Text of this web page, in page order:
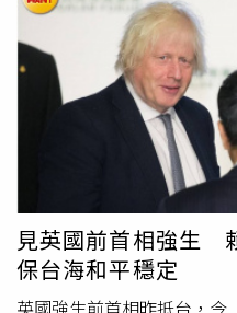
許多人反而把地理位置視為
年金門遭炮擊時，她還是小
今卻每天接待從廈門搭船
攻擊：「我們都是中國人，
姓？」紀念品店的櫃台小姐
們，拿下這樣的台灣有什麼
處。」這種觀點在台灣並
付出的代價過於高昂，不符
「和平統一」，顯示其希
而，賴清德則直指中國是「
併」台灣，並持續進行政治
承諾也長期讓台灣人鬆懈。
關扣押物送請鑑定的法令依
來國防及情報科技快速發展
裝備與隱蔽功能對台灣進
事機密並得規避保防單位
形成重大威脅。是以，行
實國安案件扣案證物依法
期擴大國安案件的偵辦綜效
為有大家日夜堅守崗位，才
年海軍一六八艦隊在「漢光
「海峽雷霆軍演預應」以
務中，都充分展現海軍優
成果。賴清德說，中國數
地帶侵擾的頻率持續提升
握敵情、強化戰訓本務，
操演時務必掌握每一個環
提高警覺，任何軍旅的微小
資。賴清德強調，未來政府
防預算將占GDP3.32％，也
準，達到GDP 5％。不僅展
見英國前首相強生
保台海和平穩定
英國強生前首相昨抵台，今